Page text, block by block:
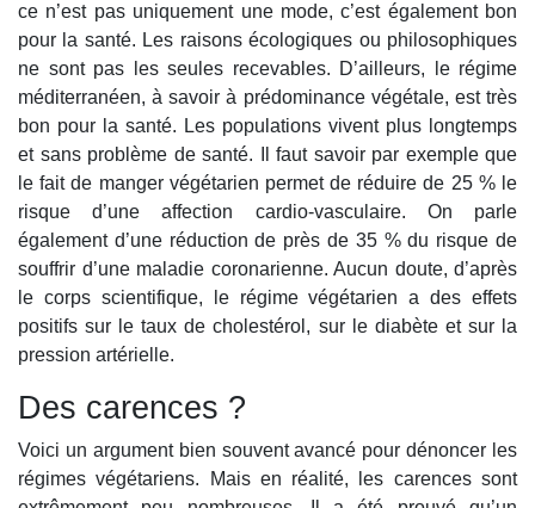
ce n’est pas uniquement une mode, c’est également bon
pour la santé. Les raisons écologiques ou philosophiques
ne sont pas les seules recevables. D’ailleurs, le régime
méditerranéen, à savoir à prédominance végétale, est très
bon pour la santé. Les populations vivent plus longtemps
et sans problème de santé. Il faut savoir par exemple que
le fait de manger végétarien permet de réduire de 25 % le
risque d’une affection cardio-vasculaire. On parle
également d’une réduction de près de 35 % du risque de
souffrir d’une maladie coronarienne. Aucun doute, d’après
le corps scientifique, le régime végétarien a des effets
positifs sur le taux de cholestérol, sur le diabète et sur la
pression artérielle.
Des carences ?
Voici un argument bien souvent avancé pour dénoncer les
régimes végétariens. Mais en réalité, les carences sont